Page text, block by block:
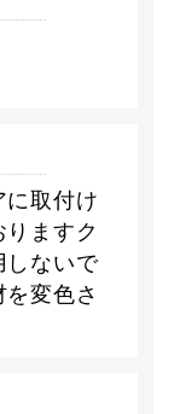
に取付け
ますク
しないで
を変色さ